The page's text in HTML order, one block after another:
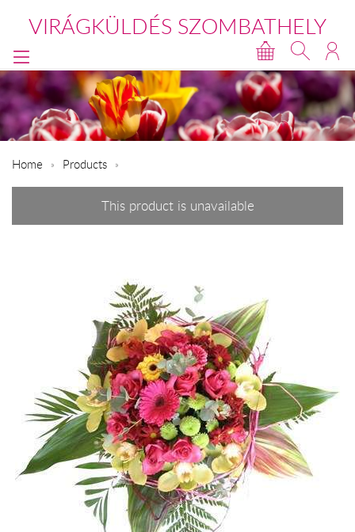
VIRÁGKÜLDÉS SZOMBATHELY
Home Products
This product is unavailable